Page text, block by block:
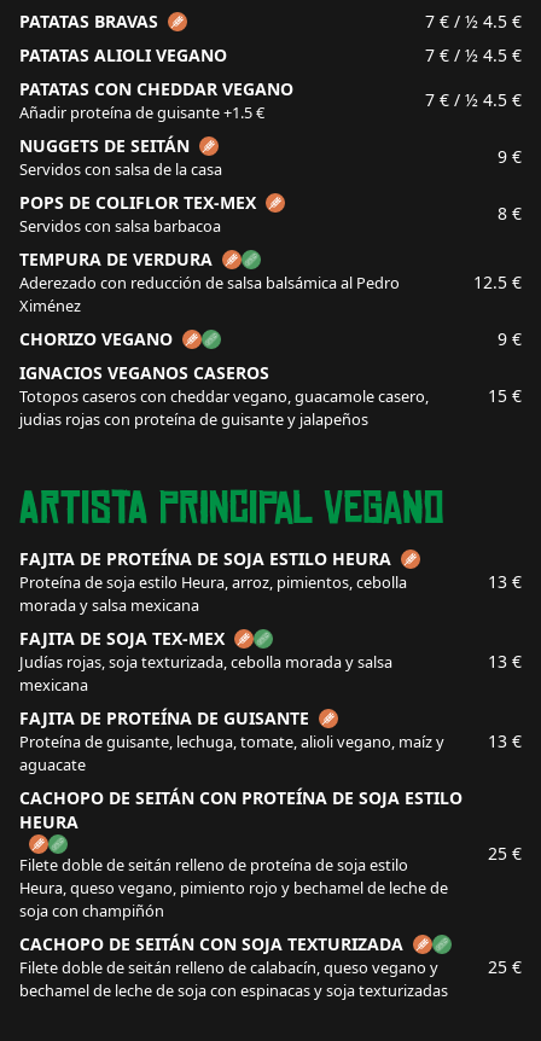
PATATAS BRAVAS
7 € / ½ 4.5 €
PATATAS ALIOLI VEGANO
7 € / ½ 4.5 €
PATATAS CON CHEDDAR VEGANO
Añadir proteína de guisante +1.5 €
7 € / ½ 4.5 €
NUGGETS DE SEITÁN
Servidos con salsa de la casa
9 €
POPS DE COLIFLOR TEX-MEX
Servidos con salsa barbacoa
8 €
TEMPURA DE VERDURA
Aderezado con reducción de salsa balsámica al Pedro
Ximénez
12.5 €
CHORIZO VEGANO
9 €
IGNACIOS VEGANOS CASEROS
Totopos caseros con cheddar vegano, guacamole casero,
judias rojas con proteína de guisante y jalapeños
15 €
Artista Principal Vegano
FAJITA DE PROTEÍNA DE SOJA ESTILO HEURA
Proteína de soja estilo Heura, arroz, pimientos, cebolla
morada y salsa mexicana
13 €
FAJITA DE SOJA TEX-MEX
Judías rojas, soja texturizada, cebolla morada y salsa
mexicana
13 €
FAJITA DE PROTEÍNA DE GUISANTE
Proteína de guisante, lechuga, tomate, alioli vegano, maíz y
aguacate
13 €
CACHOPO DE SEITÁN CON PROTEÍNA DE SOJA ESTILO
HEURA
Filete doble de seitán relleno de proteína de soja estilo
Heura, queso vegano, pimiento rojo y bechamel de leche de
soja con champiñón
25 €
CACHOPO DE SEITÁN CON SOJA TEXTURIZADA
Filete doble de seitán relleno de calabacín, queso vegano y
bechamel de leche de soja con espinacas y soja texturizadas
25 €